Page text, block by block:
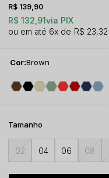
R$ 132,91via PIX
R$ 139,90
6x R$ 23,32
Cor:Brown
Tamanho
02 04 06 08